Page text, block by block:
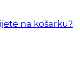
na košarku?